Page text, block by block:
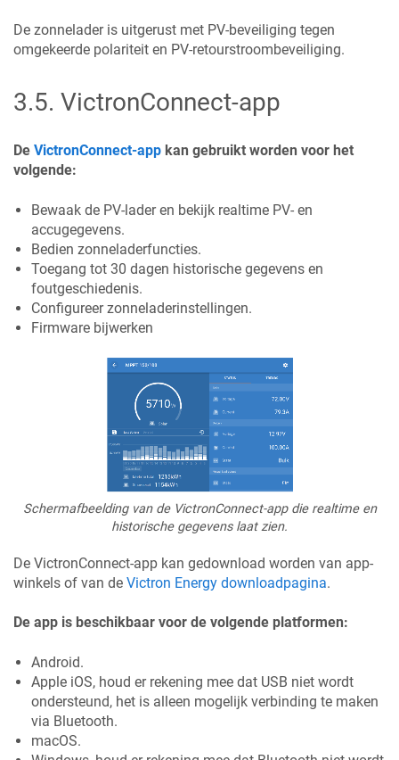
De zonnelader is uitgerust met PV-beveiliging tegen
omgekeerde polariteit en PV-retourstroombeveiliging.
3.5. VictronConnect-app
De VictronConnect-app kan gebruikt worden voor het
volgende:
Bewaak de PV-lader en bekijk realtime PV- en
accugegevens.
Bedien zonneladerfuncties.
Toegang tot 30 dagen historische gegevens en
foutgeschiedenis.
Configureer zonneladerinstellingen.
Firmware bijwerken
Schermafbeelding van de VictronConnect-app die realtime en
historische gegevens laat zien.
De VictronConnect-app kan gedownload worden van app-
winkels of van de Victron Energy downloadpagina.
De app is beschikbaar voor de volgende platformen:
Android.
Apple iOS, houd er rekening mee dat USB niet wordt
ondersteund, het is alleen mogelijk verbinding te maken
via Bluetooth.
macOS.